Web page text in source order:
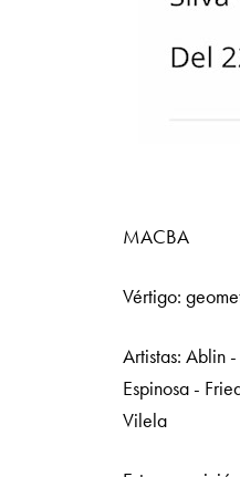
MACBA
Vértigo:
Artistas: Ablin -
Espinosa -
Vilela